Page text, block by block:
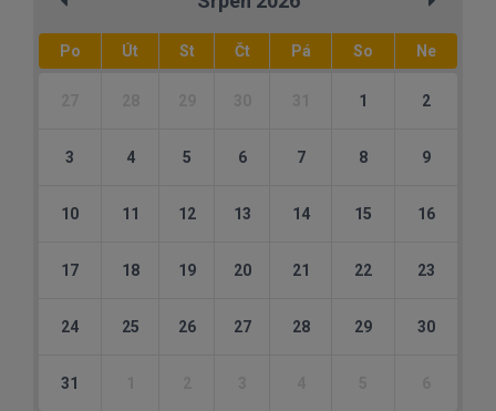
Po Út St Čt Pá So Ne
1 2
3 4 5 6 7 8 9
10 11 12 13 14 15 16
17 18 19 20 21 22 23
24 25 26 27 28 29 30
31